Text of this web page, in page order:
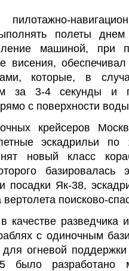
полеты
машиной,
висения,
которые, в
за 3-4 секунды и
с поверхности
крейсеров
эскадрильи
новый класс
базировалась
посадки Як-38,
поисково-
качестве разведчика
с одиночным
огневой
было разработано